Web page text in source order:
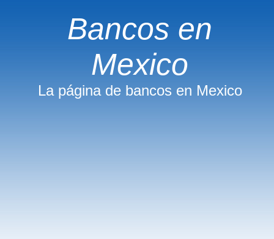
Bancos en
Mexico
La página de bancos en Mexico